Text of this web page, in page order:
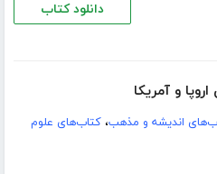
دانلود کتاب
و آمریکا
اندیشه و مذهب،کتاب‌های علوم